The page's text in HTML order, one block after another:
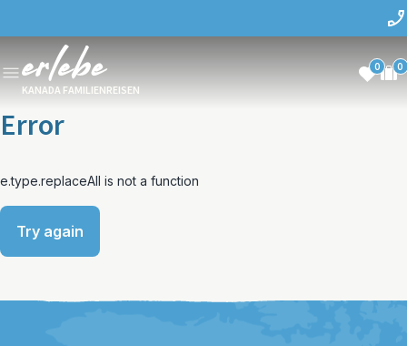
KANADA FAMILIENREISEN
0 0
Error
e.type.replaceAll is not a function
Try again